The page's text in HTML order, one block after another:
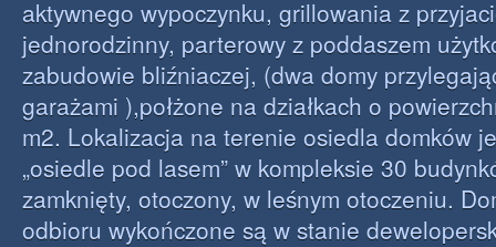
aktywnego wypoczynku, grillowania z
jednorodzinny, parterowy z poddaszem
zabudowie bliźniaczej, (dwa domy
garażami ),połżone na działkach o
m2. Lokalizacja na terenie osiedla domków
„osiedle pod lasem” w kompleksie 30
zamknięty, otoczony, w leśnym otoczeniu.
odbioru wykończone są w stanie